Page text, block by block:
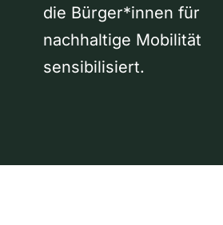
die Bürger*innen für
nachhaltige Mobilität
sensibilisiert.